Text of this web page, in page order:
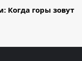
Когда горы зовут